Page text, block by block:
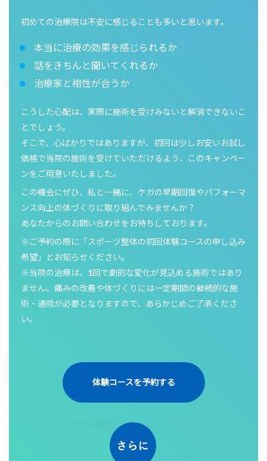
初めての治療院は不安に感じることも多いと思います。
本当に治療の効果を感じられるか
話をきちんと聞いてくれるか
治療家と相性が合うか
こうした心配は、実際に施術を受けみないと解消できないこ
とでしょう。
そこで、心ばかりではありますが、初回は少しお安いお試し
価格で当院の施術を受けていただけるよう、このキャンペー
ンをご用意いたしました。
この機会にぜひ、私と一緒に、ケガの早期回復やパフォーマ
ンス向上の体づくりに取り組んでみませんか？
あなたからのお問い合わせをお待ちしております。
※ご予約の際に「スポーツ整体の初回体験コースの申し込み
希望」とお知らせください。
※当院の治療は、1回で劇的な変化が見込める施術ではあり
ません。痛みの改善や体づくりには一定期間の継続的な施
術・通院が必要となりますので、あらかじめご了承くださ
い。
体験コースを予約する